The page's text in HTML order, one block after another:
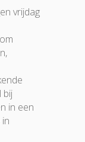
vrijdag
bij
in een